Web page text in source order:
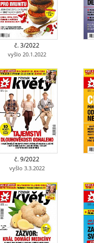
č. 3/2022
vyšlo 20.1.2022
č. 9/2022
vyšlo 3.3.2022